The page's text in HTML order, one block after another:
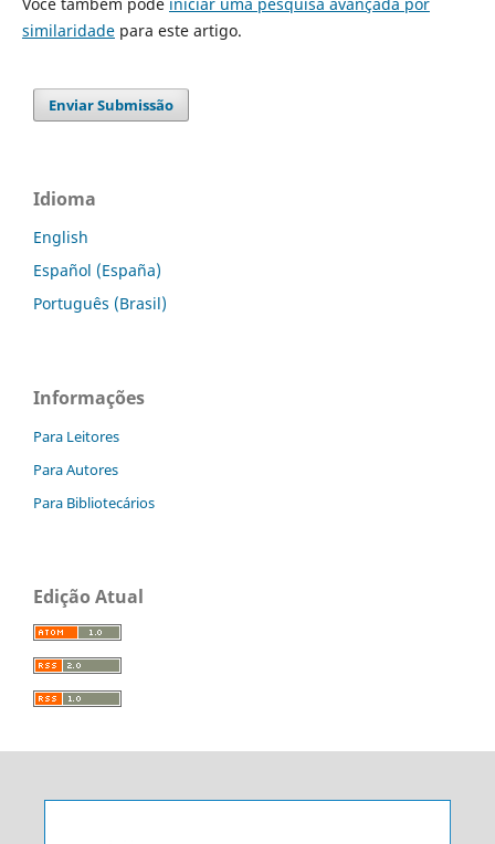
similaridadepara este artigo.
Enviar Submissão
Idioma
English
Español (España)
Português (Brasil)
Informações
Para Leitores
Para Autores
Para Bibliotecários
Edição Atual